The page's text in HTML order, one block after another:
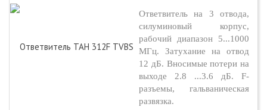
Ответвитель на 3 отвода,
силуминовый корпус,
рабочий диапазон 5...1000
МГц. Затухание на отвод
12 дБ. Вносимые потери на
выходе 2.8 ...3.6 дБ. F-
разъемы, гальваническая
развязка.